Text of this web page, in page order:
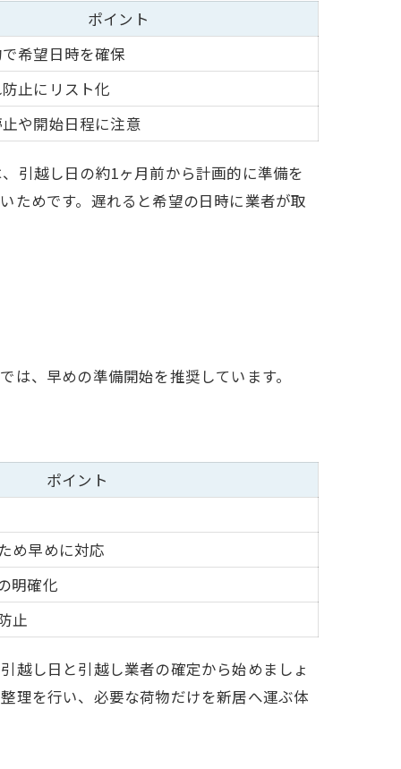
ポイント
希望日時を確保
止にリスト化
や開始日程に注意
引越し日の約1ヶ月前から計画的に準備を
ためです。遅れると希望の日時に業者が取
、早めの準備開始を推奨しています。
ポイント
め早めに対応
明確化
止
越し日と引越し業者の確定から始めましょ
理を行い、必要な荷物だけを新居へ運ぶ体